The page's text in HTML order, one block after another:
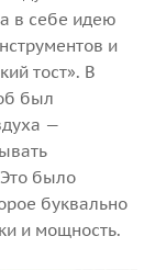
в себе идею
и
тост». В
был
—
было
буквально
и мощность.